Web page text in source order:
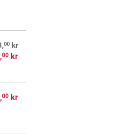
00 kr
00 kr
00 kr